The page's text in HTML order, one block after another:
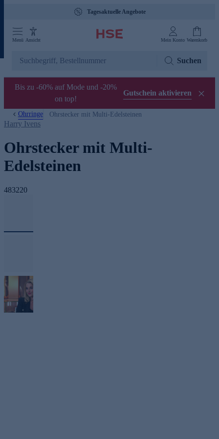
Tagesaktuelle Angebote
Menü Ansicht Mein Konto Warenkorb
Suchen
Bis zu -60% auf Mode und -20%
on top!
Gutschein aktivieren
Ohrringe Ohrstecker mit Multi-Edelsteinen
Harry Ivens
Ohrstecker mit Multi-
Edelsteinen
483220